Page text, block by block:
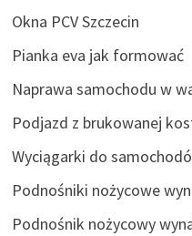
Okna PCV Szczecin
Pianka eva jak formować
Naprawa samochodu w
Podjazd z brukowanej
Wyciągarki do
Podnośniki nożycowe
Podnośnik nożycowy